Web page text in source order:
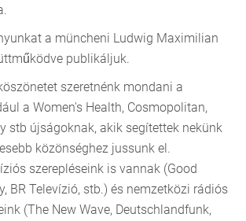
a müncheni Ludwig Maximilian
publikáljuk.
szeretnénk mondani a
a Women's Health, Cosmopolitan,
stb újságoknak, akik segítettek nekünk
közönséghez jussunk el.
szerepléseink is vannak (Good
BR Televízió, stb.) és nemzetközi rádiós
(The New Wave, Deutschlandfunk,